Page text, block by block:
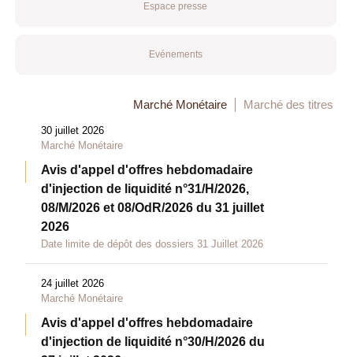
Espace presse
Evénements
Marché Monétaire Marché des titres
30 juillet 2026
Marché Monétaire
Avis d'appel d'offres hebdomadaire
d'injection de liquidité n°31/H/2026,
08/M/2026 et 08/OdR/2026 du 31 juillet
2026
Date limite de dépôt des dossiers 31 Juillet 2026
24 juillet 2026
Marché Monétaire
Avis d'appel d'offres hebdomadaire
d'injection de liquidité n°30/H/2026 du